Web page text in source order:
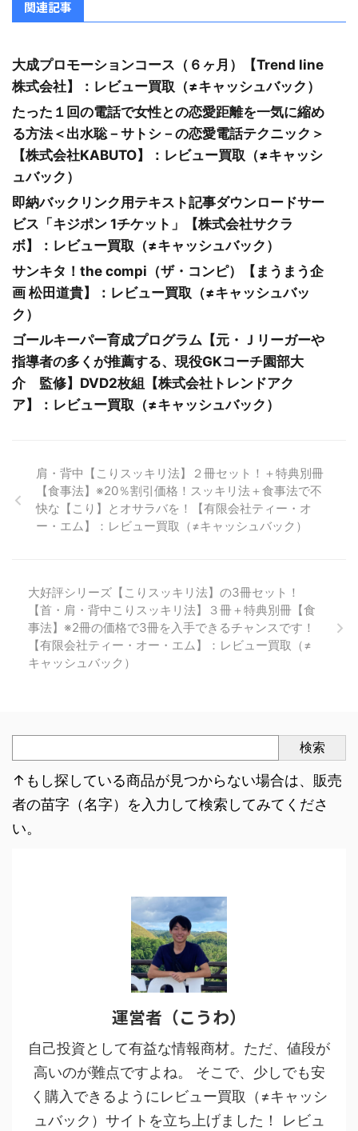
関連記事
大成プロモーションコース（６ヶ月）【Trend line
株式会社】：レビュー買取（≠キャッシュバック）
たった１回の電話で女性との恋愛距離を一気に縮め
る方法＜出水聡－サトシ－の恋愛電話テクニック＞
【株式会社KABUTO】：レビュー買取（≠キャッシ
ュバック）
即納バックリンク用テキスト記事ダウンロードサー
ビス「キジポン 1チケット」【株式会社サクラ
ボ】：レビュー買取（≠キャッシュバック）
サンキタ！the compi（ザ・コンピ）【まうまう企
画 松田道貴】：レビュー買取（≠キャッシュバッ
ク）
ゴールキーパー育成プログラム【元・Ｊリーガーや
指導者の多くが推薦する、現役GKコーチ園部大
介 監修】DVD2枚組【株式会社トレンドアク
ア】：レビュー買取（≠キャッシュバック）
肩・背中【こりスッキリ法】２冊セット！＋特典別冊
【食事法】※20％割引価格！スッキリ法＋食事法で不
快な【こり】とオサラバを！【有限会社ティー・オ
ー・エム】：レビュー買取（≠キャッシュバック）
大好評シリーズ【こりスッキリ法】の3冊セット！
【首・肩・背中こりスッキリ法】３冊＋特典別冊【食
事法】※2冊の価格で3冊を入手できるチャンスです！
【有限会社ティー・オー・エム】：レビュー買取（≠
キャッシュバック）
検索
↑もし探している商品が見つからない場合は、販売
者の苗字（名字）を入力して検索してみてくださ
い。
運営者（こうわ）
自己投資として有益な情報商材。ただ、値段が
高いのが難点ですよね。 そこで、少しでも安
く購入できるようにレビュー買取（≠キャッシ
ュバック）サイトを立ち上げました！ レビュ